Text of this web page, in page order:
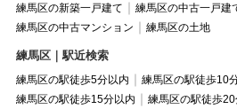
練馬区の新築一戸建て
練馬区の中古一戸建
練馬区の中古マンション
練馬区の土地
練馬区｜駅近検索
練馬区の駅徒歩5分以内
練馬区の駅徒歩10
練馬区の駅徒歩15分以内
練馬区の駅徒歩20